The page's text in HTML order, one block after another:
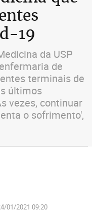
19
da USP
de
terminais de
últimos
vezes, continuar
o sofrimento',
01/2021 09:20